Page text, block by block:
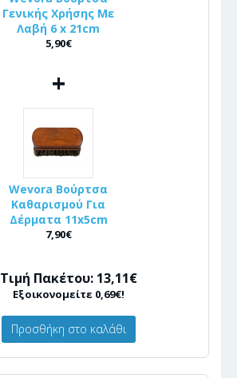
Γενικής Χρήσης Με
Λαβή 6 x 21cm
5,90€
+
Wevora Βούρτσα
Καθαρισμού Για
Δέρματα 11x5cm
7,90€
Τιμή Πακέτου: 13,11€
Εξοικονομείτε 0,69€!
Προσθήκη στο καλάθι